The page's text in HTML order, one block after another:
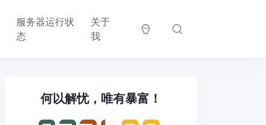
服务器运行状
态
关于
我
何以解忧，唯有暴富！